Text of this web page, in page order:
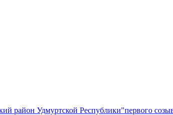
район Удмуртской Республики"первого